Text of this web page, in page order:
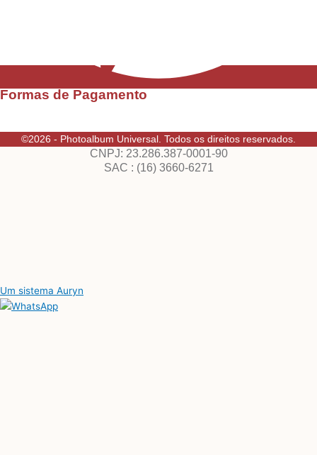
Formas de Pagamento
©2026 - Photoalbum Universal. Todos os direitos reservados.
CNPJ: 23.286.387-0001-90
SAC : (16) 3660-6271
Um sistema Auryn